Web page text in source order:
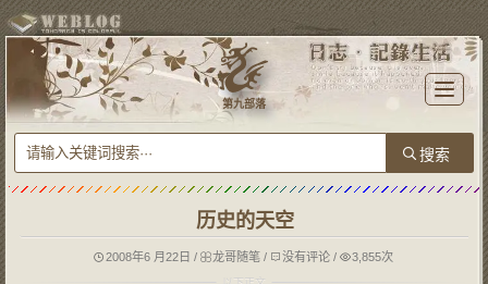
T
o
l
e
n
第九部落
历史的天空
2008年6 月22日/ 龙哥随笔 / 没有评论 / 3,855次